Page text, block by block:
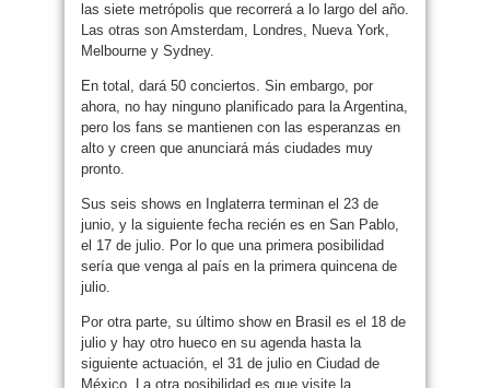
las siete metrópolis que recorrerá a lo largo del año.
Las otras son Amsterdam, Londres, Nueva York,
Melbourne y Sydney.
En total, dará 50 conciertos. Sin embargo, por
ahora, no hay ninguno planificado para la Argentina,
pero los fans se mantienen con las esperanzas en
alto y creen que anunciará más ciudades muy
pronto.
Sus seis shows en Inglaterra terminan el 23 de
junio, y la siguiente fecha recién es en San Pablo,
el 17 de julio. Por lo que una primera posibilidad
sería que venga al país en la primera quincena de
julio.
Por otra parte, su último show en Brasil es el 18 de
julio y hay otro hueco en su agenda hasta la
siguiente actuación, el 31 de julio en Ciudad de
México. La otra posibilidad es que visite la